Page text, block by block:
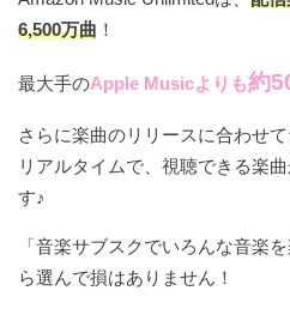
6,500万曲 ！
最大手のApple Musicよりも約
さらに楽曲のリリースに合わせて
リアルタイムで、視聴できる楽
す♪
「音楽サブスクでいろんな音楽
ら選んで損はありません！